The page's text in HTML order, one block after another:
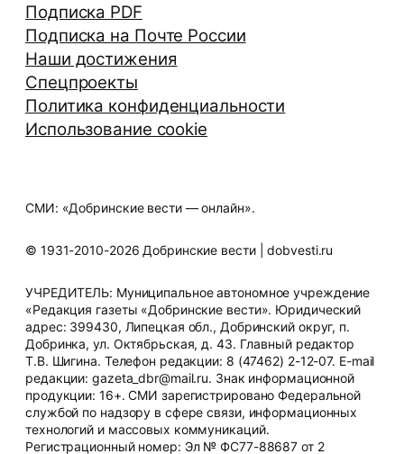
Подписка PDF
Подписка на Почте России
Наши достижения
Спецпроекты
Политика конфиденциальности
Использование cookie
СМИ: «Добринские вести — онлайн».
© 1931-2010-2026 Добринские вести | dobvesti.ru
УЧРЕДИТЕЛЬ: Муниципальное автономное учреждение
«Редакция газеты «Добринские вести». Юридический
адрес: 399430, Липецкая обл., Добринский округ, п.
Добринка, ул. Октябрьская, д. 43. Главный редактор
Т.В. Шигина. Телефон редакции: 8 (47462) 2-12-07. E-mail
редакции: gazeta_dbr@mail.ru. Знак информационной
продукции: 16+. СМИ зарегистрировано Федеральной
службой по надзору в сфере связи, информационных
технологий и массовых коммуникаций.
Регистрационный номер: Эл № ФС77-88687 от 2